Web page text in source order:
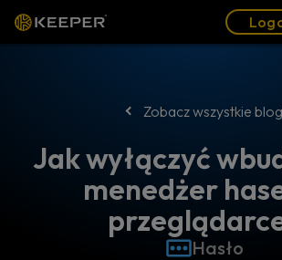
Zobacz wszystkie
Jak wyłączyć
menedżer
Hasło